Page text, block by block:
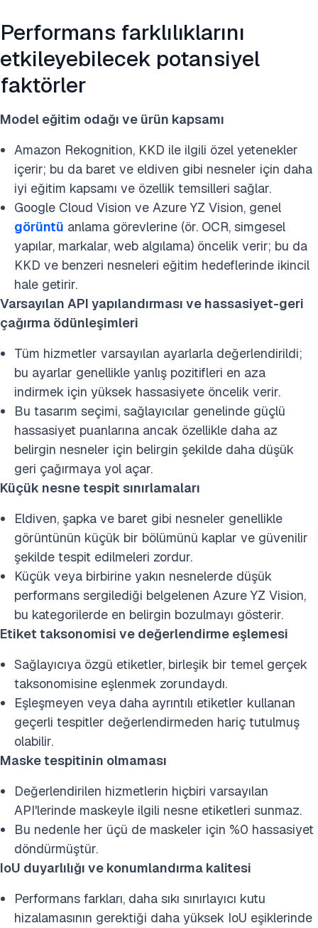
Performans farklılıklarını
etkileyebilecek potansiyel
faktörler
Model eğitim odağı ve ürün kapsamı
Amazon Rekognition, KKD ile ilgili özel yetenekler
içerir; bu da baret ve eldiven gibi nesneler için daha
iyi eğitim kapsamı ve özellik temsilleri sağlar.
Google Cloud Vision ve Azure YZ Vision, genel
görüntü anlama görevlerine (ör. OCR, simgesel
yapılar, markalar, web algılama) öncelik verir; bu da
KKD ve benzeri nesneleri eğitim hedeflerinde ikincil
hale getirir.
Varsayılan API yapılandırması ve hassasiyet-geri
çağırma ödünleşimleri
Tüm hizmetler varsayılan ayarlarla değerlendirildi;
bu ayarlar genellikle yanlış pozitifleri en aza
indirmek için yüksek hassasiyete öncelik verir.
Bu tasarım seçimi, sağlayıcılar genelinde güçlü
hassasiyet puanlarına ancak özellikle daha az
belirgin nesneler için belirgin şekilde daha düşük
geri çağırmaya yol açar.
Küçük nesne tespit sınırlamaları
Eldiven, şapka ve baret gibi nesneler genellikle
görüntünün küçük bir bölümünü kaplar ve güvenilir
şekilde tespit edilmeleri zordur.
Küçük veya birbirine yakın nesnelerde düşük
performans sergilediği belgelenen Azure YZ Vision,
bu kategorilerde en belirgin bozulmayı gösterir.
Etiket taksonomisi ve değerlendirme eşlemesi
Sağlayıcıya özgü etiketler, birleşik bir temel gerçek
taksonomisine eşlenmek zorundaydı.
Eşleşmeyen veya daha ayrıntılı etiketler kullanan
geçerli tespitler değerlendirmeden hariç tutulmuş
olabilir.
Maske tespitinin olmaması
Değerlendirilen hizmetlerin hiçbiri varsayılan
API'lerinde maskeyle ilgili nesne etiketleri sunmaz.
Bu nedenle her üçü de maskeler için %0 hassasiyet
döndürmüştür.
IoU duyarlılığı ve konumlandırma kalitesi
Performans farkları, daha sıkı sınırlayıcı kutu
hizalamasının gerektiği daha yüksek IoU eşiklerinde